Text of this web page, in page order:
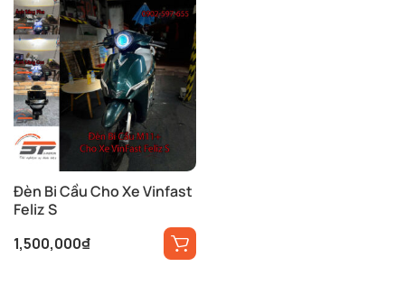
Đèn Bi Cầu Cho Xe Vinfast
Feliz S
1,500,000₫